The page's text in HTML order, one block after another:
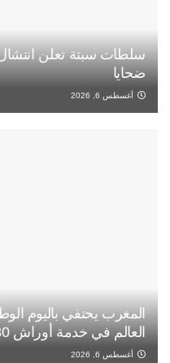
ضحايا
أغسطس 6, 2026
المغرب يحتفي باليوم
العالم في خدمة أوراش 2030”
أغسطس 6, 2026